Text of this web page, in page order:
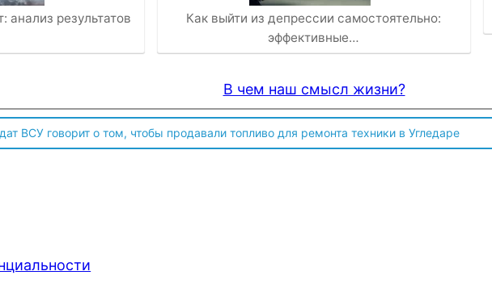
анализ результатов
Как выйти из депрессии самостоятельно:
эффективные…
В чем наш смысл жизни?
ВСУ говорит о том, чтобы продавали топливо для ремонта техники в Угледаре